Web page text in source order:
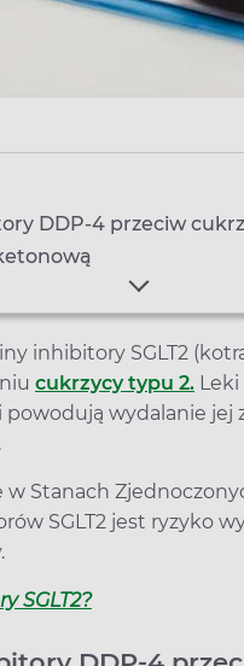
DDP-4 przeciw
inhibitory SGLT2
cukrzycy typu 2.
powodują wydalanie
w Stanach
SGLT2 jest ryzyko
SGLT2?